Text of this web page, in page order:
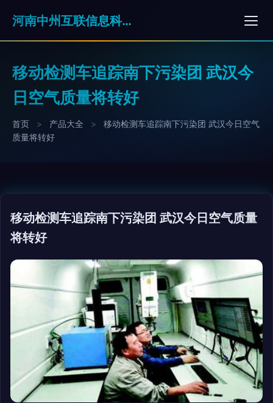
河南中州互联信息科技有限公司
移动检测车追踪南下污染团 武汉今
日空气质量将转好
首页 > 产品大全 >
移动检测车追踪南下污染团 武汉今日空气
质量将转好
移动检测车追踪南下污染团 武汉今日空气质量
将转好